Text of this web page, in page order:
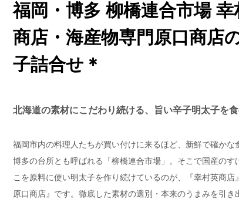
福岡・博多 柳橋連合市場 幸
商店・海産物専門原口商店
子詰合せ＊
北海道の素材にこだわり続ける、旨い辛子明太子を食
福岡市内の料理人たちが買い付けに来るほど、新鮮で確かな
博多の台所とも呼ばれる「柳橋連合市場」。そこで国産のす
こを原料に使い明太子を作り続けているのが、『幸村英商店
原口商店』です。徹底した素材の選別・本来のうまみを引き